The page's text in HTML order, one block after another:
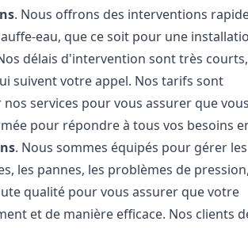
. Nous offrons des interventions
eau, que ce soit pour une
délais d'intervention sont très
suivent votre appel. Nos tarifs sont
services pour vous assurer que
pour répondre à tous vos besoins
. Nous sommes équipés pour gérer les
les pannes, les problèmes de
qualité pour vous assurer que votre
et de manière efficace. Nos clients